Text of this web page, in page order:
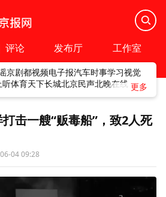
评论 发布厅 工作室
京剧都视频电子报汽车时事学习视觉
听体育天下长城北京民声北晚在线
击一艘“贩毒船”，致2人死
04 09:28